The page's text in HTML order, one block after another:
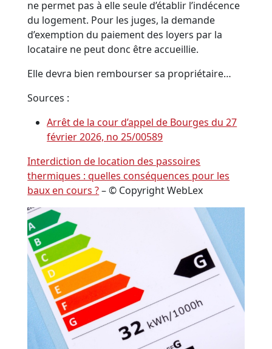
ne permet pas à elle seule d’établir l’indécence
du logement. Pour les juges, la demande
d’exemption du paiement des loyers par la
locataire ne peut donc être accueillie.
Elle devra bien rembourser sa propriétaire…
Sources :
Arrêt de la cour d’appel de Bourges du 27
février 2026, no 25/00589
Interdiction de location des passoires
thermiques : quelles conséquences pour les
baux en cours ?– © Copyright WebLex